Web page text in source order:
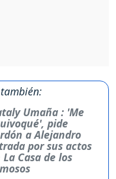
Umaña : 'Me
pide
a Alejandro
por sus actos
La Casa de los